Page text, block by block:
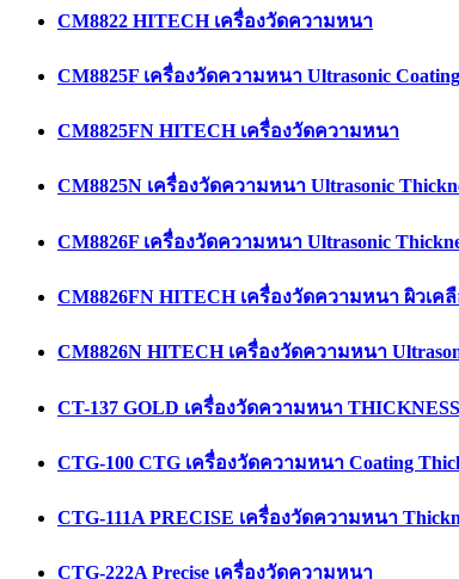
CM8822 HITECH เครื่องวัดความหนา
CM8825F เครื่องวัดความหนา Ultrasonic
CM8825FN HITECH เครื่องวัดความหนา
CM8825N เครื่องวัดความหนา Ultrasonic
CM8826F เครื่องวัดความหนา Ultrasonic
CM8826FN HITECH เครื่องวัดความหนา ผิวเค
CM8826N HITECH เครื่องวัดความหนา
CT-137 GOLD เครื่องวัดความหนา
CTG-100 CTG เครื่องวัดความหนา Coating
CTG-111A PRECISE เครื่องวัดความหนา
CTG-222A Precise เครื่องวัดความหนา